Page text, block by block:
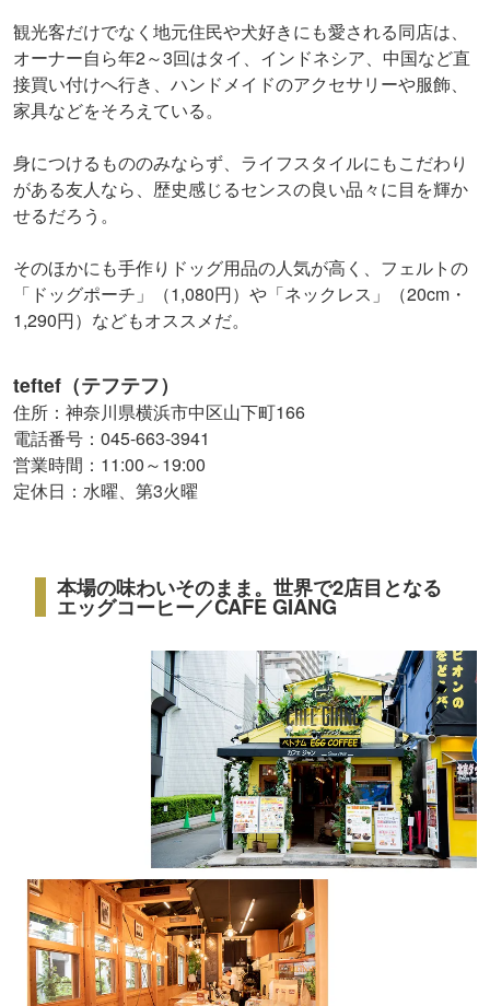
観光客だけでなく地元住民や犬好きにも愛される同店は、
オーナー自ら年2～3回はタイ、インドネシア、中国など直
接買い付けへ行き、ハンドメイドのアクセサリーや服飾、
家具などをそろえている。
身につけるもののみならず、ライフスタイルにもこだわり
がある友人なら、歴史感じるセンスの良い品々に目を輝か
せるだろう。
そのほかにも手作りドッグ用品の人気が高く、フェルトの
「ドッグポーチ」（1,080円）や「ネックレス」（20cm・
1,290円）などもオススメだ。
teftef（テフテフ）
住所：神奈川県横浜市中区山下町166
電話番号：045-663-3941
営業時間：11:00～19:00
定休日：水曜、第3火曜
本場の味わいそのまま。世界で2店目となる
エッグコーヒー／CAFE GIANG